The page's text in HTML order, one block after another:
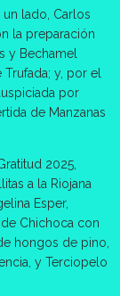
lado, Carlos
la preparación
y Bechamel
y, por el
por
de Manzanas
2025,
a la Riojana
Esper,
Chichoca con
hongos de pino,
y Terciopelo